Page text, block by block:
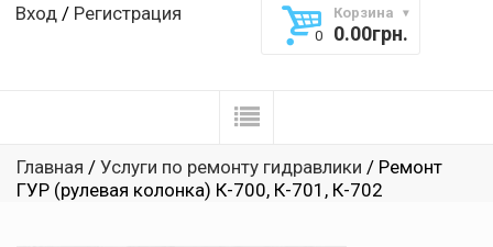
Вход / Регистрация Корзина
0.00грн.
Главная / Услуги по ремонту гидравлики / Ремонт
ГУР (рулевая колонка) К-700, К-701, К-702